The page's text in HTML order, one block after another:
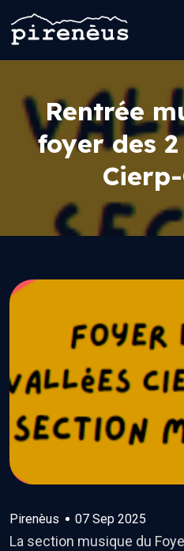
Rentrée
foyer des
Pirenèus 07 Sep 2025
La section musique du